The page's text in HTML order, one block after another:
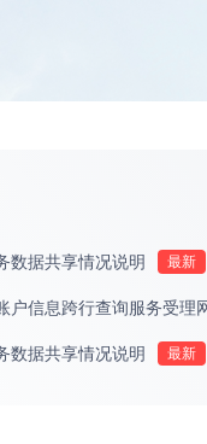
数据共享情况说明
户信息跨行查询服务受理
数据共享情况说明